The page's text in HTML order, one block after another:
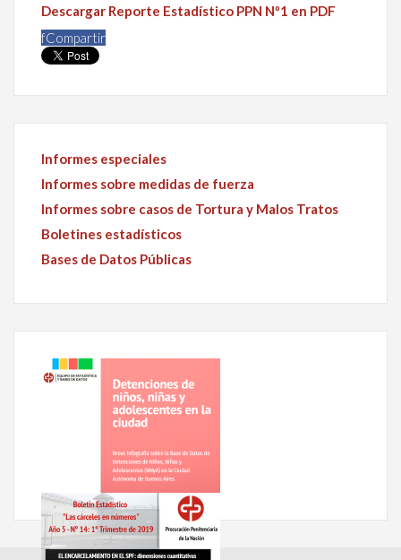
Descargar Reporte Estadístico PPN Nº1 en PDF
fCompartir
Informes especiales
Informes sobre medidas de fuerza
Informes sobre casos de Tortura y Malos Tratos
Boletines estadísticos
Bases de Datos Públicas